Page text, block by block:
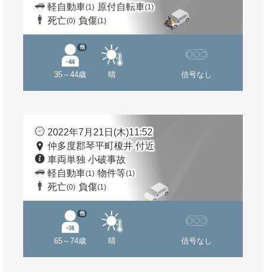
軽自動車(1) 原付自転車(1)
死亡(0) 負傷(1)
35～44歳
他
晴 信号なし
2022年7月21日(木)11:52
仲多度郡琴平町榎井 付近
車両単独 小破事故
軽自動車(1) 物件等(1)
死亡(0) 負傷(1)
65～74歳
他
晴 信号なし